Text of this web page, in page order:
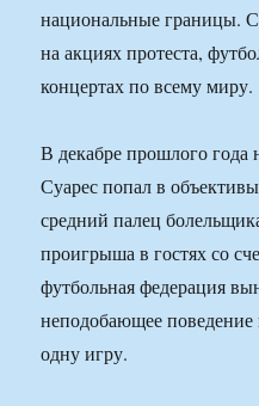
национальные границы.
на акциях протеста,
концертах по всему миру.
В декабре прошлого
Суарес попал в
средний палец
проигрыша в гостях со
футбольная федерация
неподобающее
одну игру.